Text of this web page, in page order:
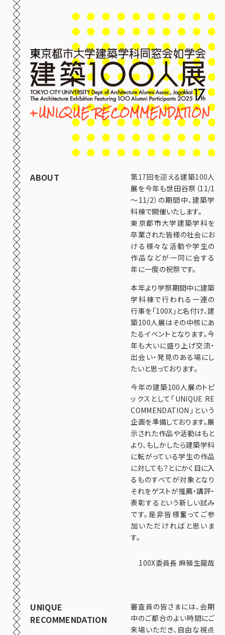
+UNIQUE RECOMMENDATION
ABOUT
第17回を迎える建築100人
展を今年も世田谷祭（11/1
～11/2）の期間中、建築学
科棟で開催いたします。
東京都市大学建築学科を
卒業された皆様の社会にお
ける様々な活動や学生の
作品などが一同に会する
年に一度の祝祭です。
本年より学祭期間中に建築
学科棟で行われる一連の
行事を「100X」と名付け、建
築100人展はその中核にあ
たるイベントとなります。今
年も大いに盛り上げ交流・
出会い・発見のある場にし
たいと思っております。
今年の建築100人展のトピ
ックスとして「UNIQUE RE
COMMENDATION」という
企画を準備しております。展
示された作品や活動はもと
より、もしかしたら建築学科
に転がっている学生の作品
に対しても？とにかく目に入
るものすべてが対象となり
それをゲストが推薦・講評・
表彰するという新しい試み
です。是非皆様奮ってご参
加いただければと思いま
す。
100X委員⾧ 麻殖生龍哉
UNIQUE
RECOMMENDATION
審査員の皆さまには、会期
中のご都合のよい時間にご
来場いただき、自由な視点